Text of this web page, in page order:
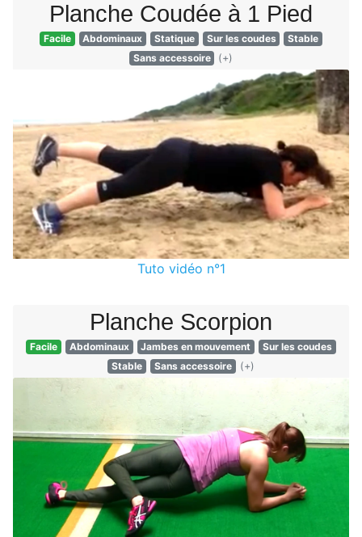
Planche Coudée à 1 Pied
Facile Abdominaux Statique Sur les coudes
Stable
Sans accessoire
(+)
Tuto vidéo n°1
Planche Scorpion
Facile Abdominaux Jambes en mouvement
Sur les coudes
Stable
Sans accessoire (+)